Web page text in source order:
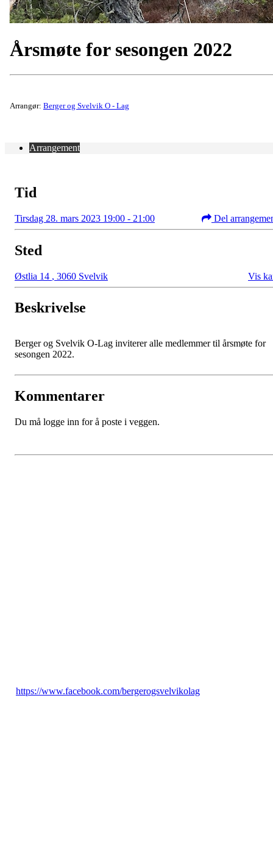
Årsmøte for sesongen 2022
Arrangør: Berger og Svelvik O - Lag
Arrangement
Tid
Tirsdag 28. mars 2023 19:00 - 21:00 Del
Sted
Østlia 14 , 3060 Svelvik Vis
Beskrivelse
Berger og Svelvik O-Lag inviterer alle medlemmer til årsmøte for
sesongen 2022.
Kommentarer
Du må logge inn for å poste i veggen.
https://www.facebook.com/bergerogsvelvikolag